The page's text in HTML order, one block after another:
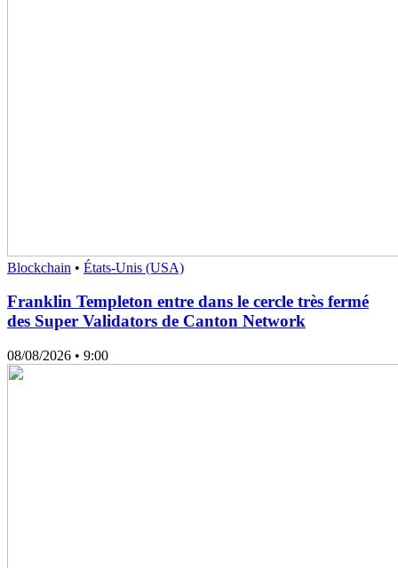
Blockchain • États-Unis (USA)
Franklin Templeton entre dans le cercle très fermé
des Super Validators de Canton Network
08/08/2026 • 9:00